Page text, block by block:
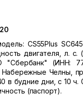
CS55Plus
двигателя, л.
(ИНН:
Челны,
в будние дни, с 10
(паспорт).